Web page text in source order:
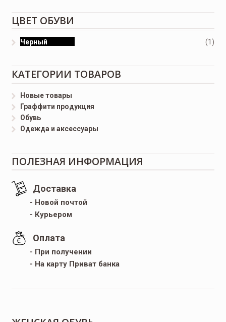
ЦВЕТ ОБУВИ
Черный (1)
КАТЕГОРИИ ТОВАРОВ
Новые товары
Граффити продукция
Обувь
Одежда и аксессуары
ПОЛЕЗНАЯ ИНФОРМАЦИЯ
Доставка
- Новой почтой
- Курьером
Оплата
- При получении
- На карту Приват банка